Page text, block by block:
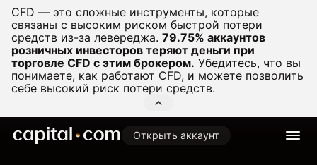
CFD — это сложные инструменты, которые
связаны с высоким риском быстрой потери
средств из-за левереджа. 79.75% аккаунтов
розничных инвесторов теряют деньги при
торговле CFD с этим брокером. Убедитесь, что вы
понимаете, как работают CFD, и можете позволить
себе высокий риск потери средств.
Открыть аккаунт